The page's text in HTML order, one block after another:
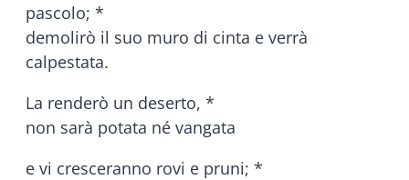
pascolo; *
demolirò il suo muro di cinta e verrà
calpestata.
La renderò un deserto, *
non sarà potata né vangata
e vi cresceranno rovi e pruni; *